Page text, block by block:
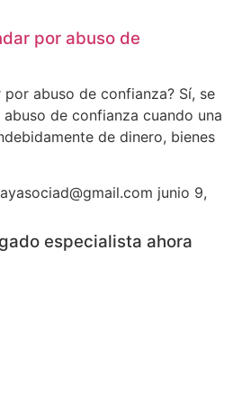
por abuso de
por abuso de confianza? Sí, se
de confianza cuando una
de dinero, bienes
junio 9,
especialista ahora